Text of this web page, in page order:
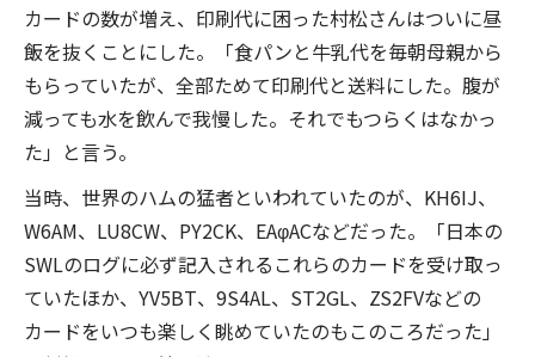
カードの数が増え、印刷代に困った村松さんはついに昼
飯を抜くことにした。「食パンと牛乳代を毎朝母親から
もらっていたが、全部ためて印刷代と送料にした。腹が
減っても水を飲んで我慢した。それでもつらくはなかっ
た」と言う。
当時、世界のハムの猛者といわれていたのが、KH6IJ、
W6AM、LU8CW、PY2CK、EAφACなどだった。「日本の
SWLのログに必ず記入されるこれらのカードを受け取っ
ていたほか、YV5BT、9S4AL、ST2GL、ZS2FVなどの
カードをいつも楽しく眺めていたのもこのころだった」